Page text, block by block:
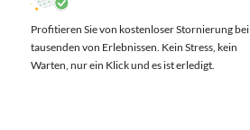
Profitieren Sie von kostenloser Stornierung bei
tausenden von Erlebnissen. Kein Stress, kein
Warten, nur ein Klick und es ist erledigt.